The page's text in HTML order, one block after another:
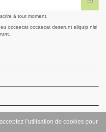
à tout moment.
occaecat occaecat deserunt aliquip nisi
l’utilisation de cookies pour